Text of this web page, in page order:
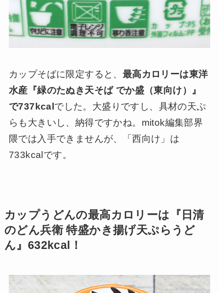
カップそばに限定すると、 最高カロリーは東洋
水産『緑のたぬき天そば でか盛（東向け）』
で737kcal でした。大盛りですし、具材の天ぷ
らも大きいし、納得ですかね。mitok編集部界
隈では入手できませんが、「西向け」は
733kcalです。
カップうどんの最高カロリーは『日清
のどん兵衛 特盛かき揚げ天ぷらうど
ん』632kcal！